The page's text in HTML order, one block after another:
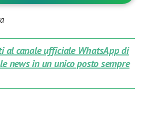
al canale ufficiale WhatsApp di
news in un unico posto sempre